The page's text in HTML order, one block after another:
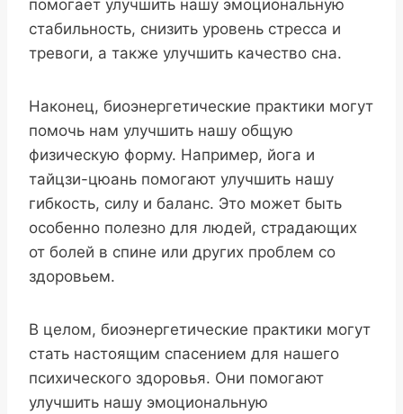
помогает улучшить нашу эмоциональную
стабильность, снизить уровень стресса и
тревоги, а также улучшить качество сна.
Наконец, биоэнергетические практики могут
помочь нам улучшить нашу общую
физическую форму. Например, йога и
тайцзи-цюань помогают улучшить нашу
гибкость, силу и баланс. Это может быть
особенно полезно для людей, страдающих
от болей в спине или других проблем со
здоровьем.
В целом, биоэнергетические практики могут
стать настоящим спасением для нашего
психического здоровья. Они помогают
улучшить нашу эмоциональную